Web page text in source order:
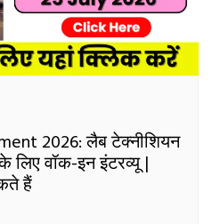
2026: लैब टेक्नीशियन
वॉक-इन इंटरव्यू |
हैं